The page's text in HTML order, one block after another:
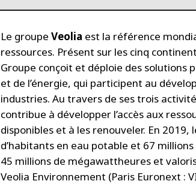
Le groupe Veolia est la référence
ressources. Présent sur les cinq
Groupe conçoit et déploie des solutions
et de l’énergie, qui participent au
industries. Au travers de ses trois
contribue à développer l’accès aux
disponibles et à les renouveler. En
d’habitants en eau potable et 67
45 millions de mégawattheures et
Veolia Environnement (Paris Euronext :